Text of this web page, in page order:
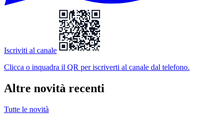
Iscriviti al canale
Clicca o inquadra il QR per iscriverti al canale dal telefono.
Altre novità recenti
Tutte le novità